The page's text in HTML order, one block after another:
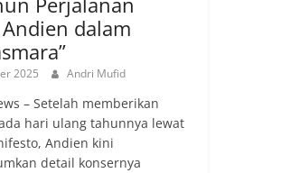
dalam
2025 Andri Mufid
– Setelah memberikan
hari ulang tahunnya lewat
Andien kini
detail konsernya